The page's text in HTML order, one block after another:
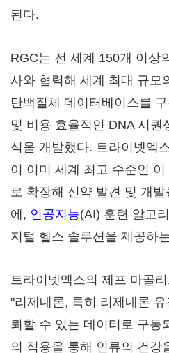
된다.
RGC는 전 세계 150개 이상
사와 협력해 세계 최대 규모
단백질체 데이터베이스를
및 비용 효율적인 DNA 시퀀
식을 개발했다. 트라이넷엑
이 이미 세계 최고 수준인
로 확장해 신약 발견 및 개발
에, 인공지능(AI) 훈련 알고
지털 헬스 솔루션을 제공하
트라이넷엑스의 제프 마골
"리제네론, 특히 리제네론
뢰할 수 있는 데이터로 구동
의 적용을 통해 인류의 건강